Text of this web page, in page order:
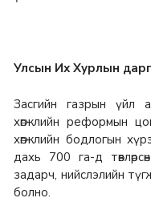
Улсын Их Хурлын
Засгийн газрын үйл
хөгжлийн реформын
хөгжлийн бодлогын
дахь 700 га-д
задарч, нийслэлийн
болно.